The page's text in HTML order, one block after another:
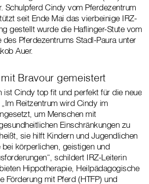
Schulpferd Cindy vom Pferdezentrum
seit Ende Mai das vierbeinige IRZ-
gestellt wurde die Haflinger-Stute vom
des Pferdezentrums Stadl-Paura unter
Auer.
Bravour gemeistert
ist Cindy top fit und perfekt für die neue
Reitzentrum wird Cindy im
um Menschen mit
Einschränkungen zu
sie hilft Kindern und Jugendlichen
körperlichen, geistigen und
schildert IRZ-Leiterin
Hippotherapie, Heilpädagogische
Förderung mit Pferd (HTFP) und